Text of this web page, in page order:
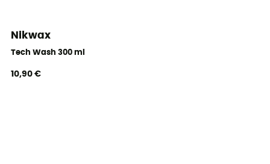
Nikwax
Tech Wash 300 ml
10,90 €